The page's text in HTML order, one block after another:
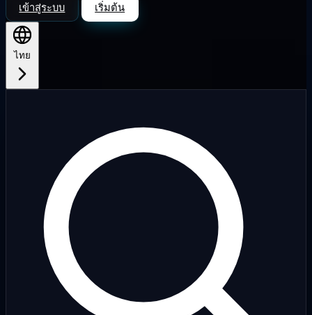
เข้าสู่ระบบ เริ่มต้น
ไทย